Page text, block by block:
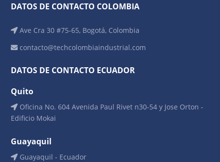
DATOS DE CONTACTO COLOMBIA
Ave Cra 30 #75-65, Bogotá, Colombia
contacto@techcolombiaindustrial.com
DATOS DE CONTACTO ECUADOR
Quito
Oficina No. 604 Avenida Paul Rivet n30-54 y Jose Orton -
Edificio Mokai
Guayaquil
Guayaquil - Ecuador